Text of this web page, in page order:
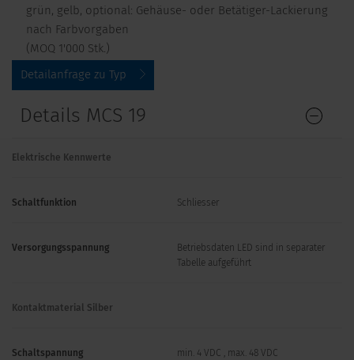
grün, gelb, optional: Gehäuse- oder Betätiger-Lackierung
nach Farbvorgaben
(MOQ 1'000 Stk.)
Detailanfrage zu Typ
Details MCS 19
Elektrische Kennwerte
Schaltfunktion Schliesser
Versorgungsspannung
Betriebsdaten LED sind in separater
Tabelle aufgeführt
Kontaktmaterial Silber
Schaltspannung min. 4 VDC , max. 48 VDC